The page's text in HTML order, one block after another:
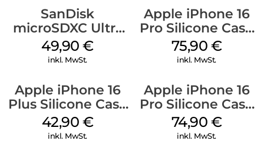
SanDisk
microSDXC Ultra
128 GB + Adapter
Mobile
49,90€
inkl. MwSt.
Apple iPhone 16
Pro Silicone Case
MagSafe Stone
Gray
75,90 €
inkl. MwSt.
Apple iPhone 16
Plus Silicone Case
MagSafe Plum
42,90 €
inkl. MwSt.
Apple iPhone 16
Pro Silicone Case
MagSafe Black
74,90 €
inkl. MwSt.